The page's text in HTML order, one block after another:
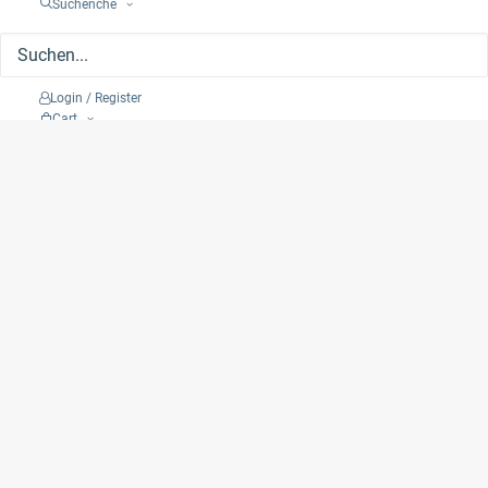
Suchenche
Login / Register
Cart
weiter zum MFPA Leistungsfinder